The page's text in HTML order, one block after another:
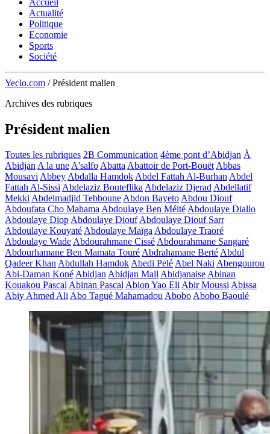
Accueil
Actualité
Politique
Economie
Sports
Société
Yeclo.com / Président malien
Archives des rubriques
Président malien
Toutes les rubriques 2B Communication 4ème pont d’Abidjan À
Abidjan A la une A'salfo Abatta Abattoir de Port-Bouët Abbas
Mousavi Abbey Abdalla Hamdok Abdel Fattah Al-Burhan Abdel
Fattah Al-Sissi Abdelaziz Bouteflika Abdelaziz Djerad Abdellatif
Mekki Abdelmadjid Tebboune Abdon Bayeto Abdou Diouf
Abdoufata Cho Mahama Abdoulaye Ben Méité Abdoulaye Diallo
Abdoulaye Diop Abdoulaye Diouf Abdoulaye Diouf Sarr
Abdoulaye Kouyaté Abdoulaye Maïga Abdoulaye Traoré
Abdoulaye Wade Abdourahmane Cissé Abdourahmane Sangaré
Abdourhamane Ben Mamata Touré Abdrahamane Berté Abdul
Qadeer Khan Abdullah Hamdok Abedi Pelé Abel Naki Abengourou
Abi-Daman Koné Abidjan Abidjan Mall Abidjanaise Abinan
Kouakou Pascal Abinan Pascal Abion Yao Eli Abir Moussi Abissa
Abiy Ahmed Ali Abo Tagué Mahamadou Abobo Abobo Baoulé